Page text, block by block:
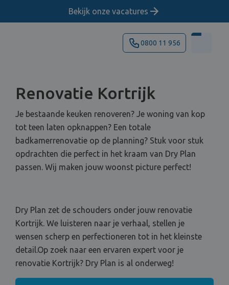
Bekijk onze vacatures
0800 11 956
Renovatie Kortrijk
Je bestaande keuken renoveren? Je woning van kop
tot teen laten opknappen? Een totale
badkamerrenovatie op de planning? Stuk voor stuk
opdrachten die perfect in het kraam van Dry Plan
passen. Wij maken jouw woonst picture perfect!
Dry Plan zet de schouders onder jouw renovatie
Kortrijk. We luisteren naar je verhaal, stellen je
wensen scherp en perfectioneren tot in het kleinste
detail.Op zoek naar een ervaren expert voor je
renovatie Kortrijk? Dry Plan is al onderweg!